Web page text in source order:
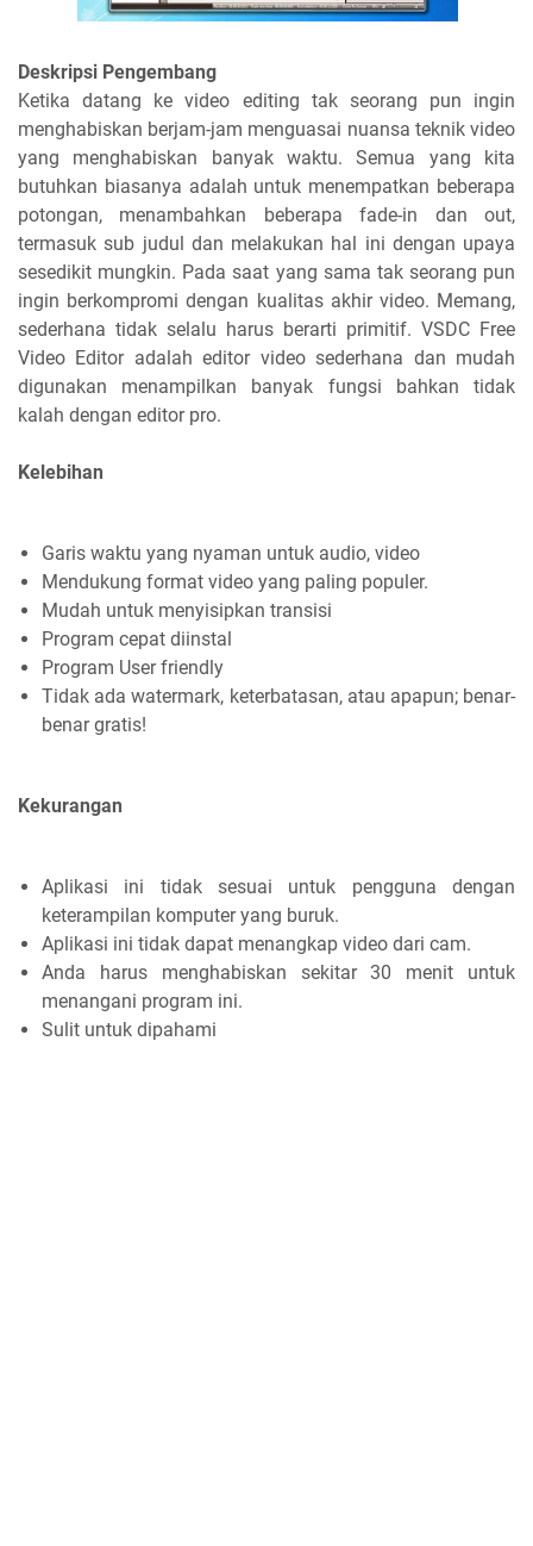
Edit
or
Deskripsi Pengembang
Ketika datang ke video editing tak seorang pun ingin
menghabiskan berjam-jam menguasai nuansa teknik video
yang menghabiskan banyak waktu. Semua yang kita
butuhkan biasanya adalah untuk menempatkan beberapa
potongan, menambahkan beberapa fade-in dan out,
termasuk sub judul dan melakukan hal ini dengan upaya
sesedikit mungkin. Pada saat yang sama tak seorang pun
ingin berkompromi dengan kualitas akhir video. Memang,
sederhana tidak selalu harus berarti primitif. VSDC Free
Video Editor adalah editor video sederhana dan mudah
digunakan menampilkan banyak fungsi bahkan tidak
kalah dengan editor pro.
Kelebihan
Garis waktu yang nyaman untuk audio, video
Mendukung format video yang paling populer.
Mudah untuk menyisipkan transisi
Program cepat diinstal
Program User friendly
Tidak ada watermark, keterbatasan, atau apapun; benar-
benar gratis!
Kekurangan
Aplikasi ini tidak sesuai untuk pengguna dengan
keterampilan komputer yang buruk.
Aplikasi ini tidak dapat menangkap video dari cam.
Anda harus menghabiskan sekitar 30 menit untuk
menangani program ini.
Sulit untuk dipahami